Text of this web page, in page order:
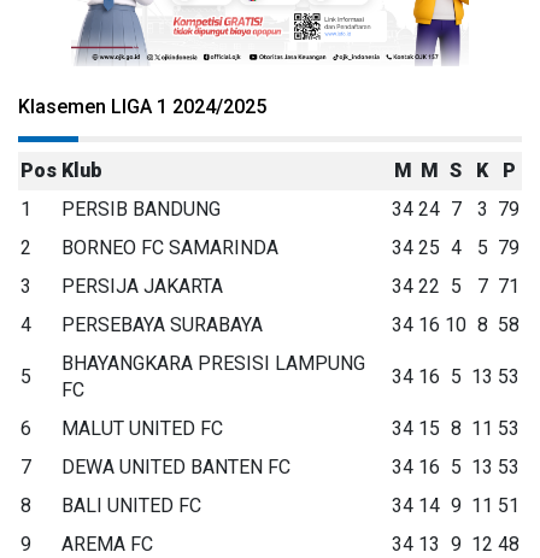
Klasemen LIGA 1 2024/2025
Pos Klub M M S K
P
1
PERSIB BANDUNG 34 24 7 3 79
2
BORNEO FC SAMARINDA 34 25 4 5 79
3
PERSIJA JAKARTA 34 22 5 7 71
4
PERSEBAYA SURABAYA 34 16 10 8 58
5
BHAYANGKARA PRESISI LAMPUNG
FC
34 16 5 13 53
6 MALUT UNITED FC 34 15 8 11 53
7
DEWA UNITED BANTEN FC 34 16 5 13 53
8
BALI UNITED FC 34 14 9 11 51
9
AREMA FC 34 13 9 12 48